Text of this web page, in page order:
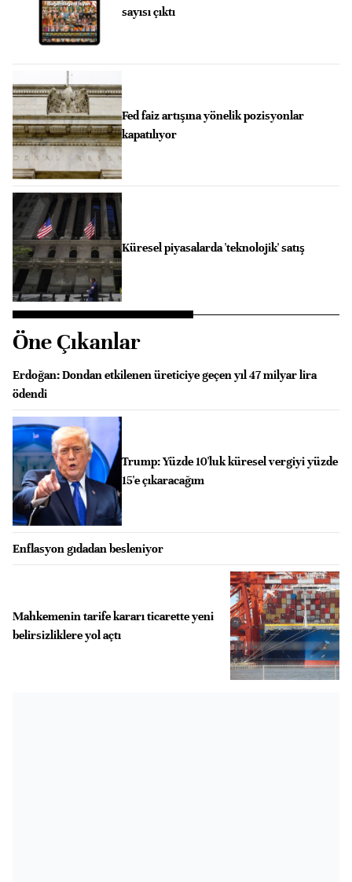
sayısı çıktı
Fed faiz artışına yönelik pozisyonlar
kapatılıyor
Küresel piyasalarda 'teknolojik' satış
Öne Çıkanlar
Erdoğan: Dondan etkilenen üreticiye geçen yıl 47 milyar lira
ödendi
Trump: Yüzde 10'luk küresel vergiyi yüzde
15'e çıkaracağım
Enflasyon gıdadan besleniyor
Mahkemenin tarife kararı ticarette yeni
belirsizliklere yol açtı